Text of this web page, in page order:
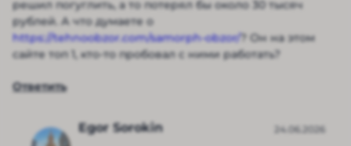
решил погуглить, а то потерял бы около 30 тысяч
рублей. А что думаете о
https://tehnoobzor.com/samorph-obzor/? Он на этом
сайте топ 1, кто-то пробовал с ними работать?
Ответить
Egor Sorokin 24.06.2026